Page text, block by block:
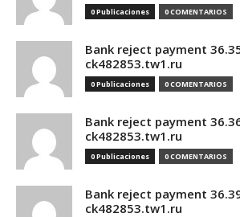
0 Publicaciones 0 COMENTARIOS
Bank reject payment
ck482853.tw1.ru
0 Publicaciones 0 COMENTARIOS
Bank reject payment
ck482853.tw1.ru
0 Publicaciones 0 COMENTARIOS
Bank reject payment
ck482853.tw1.ru